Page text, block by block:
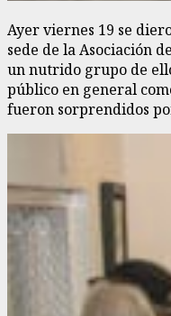
Ayer viernes 19 se
sede de la Asociación
un nutrido grupo de
público en general
fueron sorprendidos